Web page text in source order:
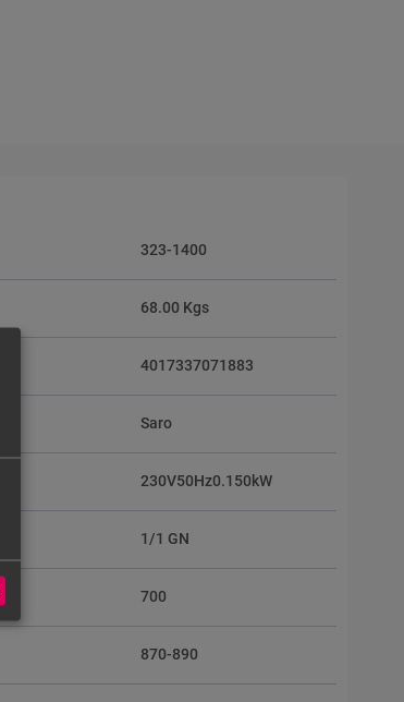
323-1400
68.00 Kgs
4017337071883
Saro
230V50Hz0.150kW
1/1 GN
700
870-890